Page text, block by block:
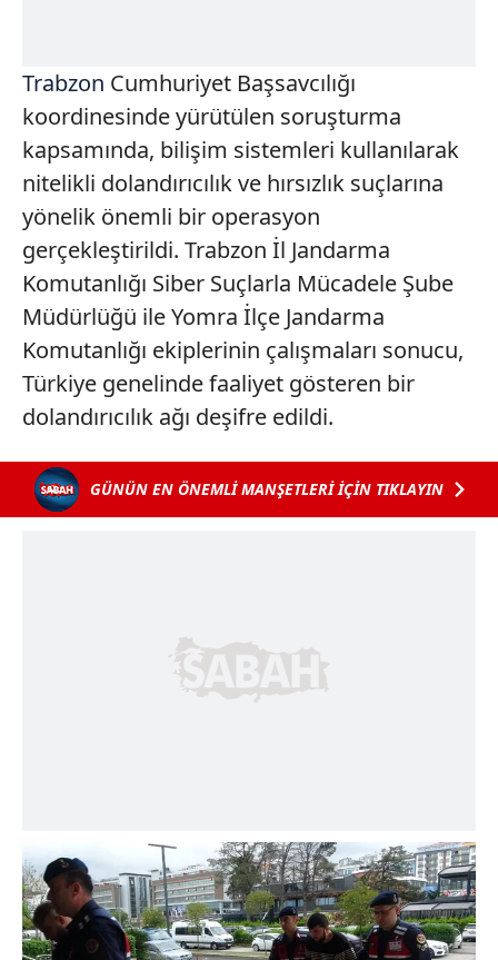
Trabzon Cumhuriyet Başsavcılığı
koordinesinde yürütülen soruşturma
kapsamında, bilişim sistemleri kullanılarak
nitelikli dolandırıcılık ve hırsızlık suçlarına
yönelik önemli bir operasyon
gerçekleştirildi. Trabzon İl Jandarma
Komutanlığı Siber Suçlarla Mücadele Şube
Müdürlüğü ile Yomra İlçe Jandarma
Komutanlığı ekiplerinin çalışmaları sonucu,
Türkiye genelinde faaliyet gösteren bir
dolandırıcılık ağı deşifre edildi.
GÜNÜN EN ÖNEMLİ MANŞETLERİ İÇİN TIKLAYIN